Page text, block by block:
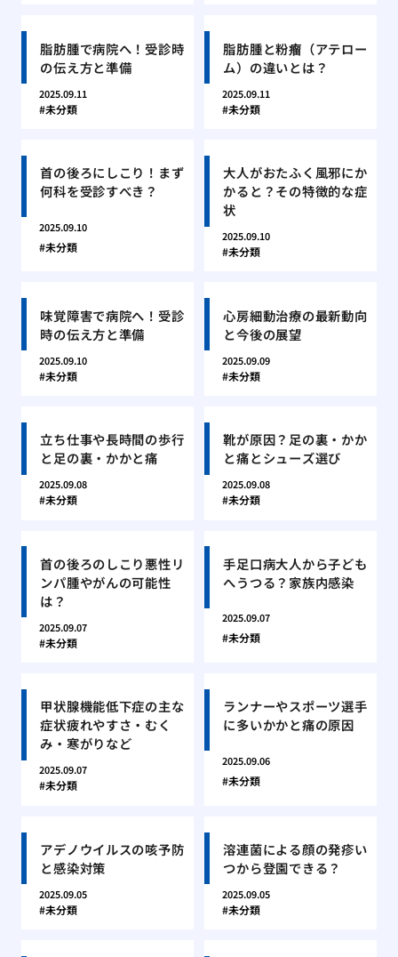
脂肪腫で病院へ！受診時
の伝え方と準備
2025.09.11
未分類
脂肪腫と粉瘤（アテロー
ム）の違いとは？
2025.09.11
未分類
首の後ろにしこり！まず
何科を受診すべき？
2025.09.10
未分類
大人がおたふく風邪にか
かると？その特徴的な症
状
2025.09.10
未分類
味覚障害で病院へ！受診
時の伝え方と準備
2025.09.10
未分類
心房細動治療の最新動向
と今後の展望
2025.09.09
未分類
立ち仕事や長時間の歩行
と足の裏・かかと痛
2025.09.08
未分類
靴が原因？足の裏・かか
と痛とシューズ選び
2025.09.08
未分類
首の後ろのしこり悪性リ
ンパ腫やがんの可能性
は？
2025.09.07
未分類
手足口病大人から子ども
へうつる？家族内感染
2025.09.07
未分類
甲状腺機能低下症の主な
症状疲れやすさ・むく
み・寒がりなど
2025.09.07
未分類
ランナーやスポーツ選手
に多いかかと痛の原因
2025.09.06
未分類
アデノウイルスの咳予防
と感染対策
2025.09.05
未分類
溶連菌による顔の発疹い
つから登園できる？
2025.09.05
未分類